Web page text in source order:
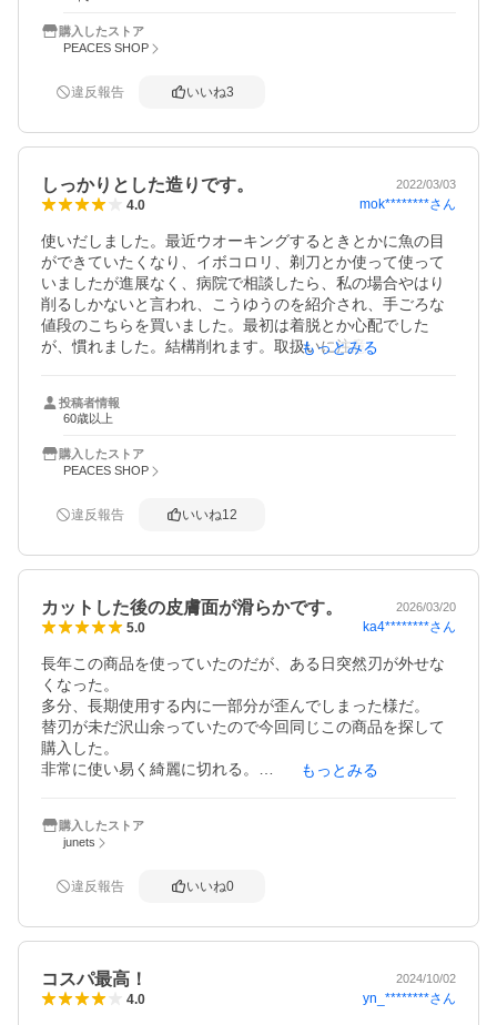
購入したストア
PEACES SHOP
違反報告 いいね3
しっかりとした造りです。 2022/03/03
4.0 mok********さん
使いだしました。最近ウオーキングするときとかに魚の目
ができていたくなり、イボコロリ、剃刀とか使って使って
いましたが進展なく、病院で相談したら、私の場合やはり
削るしかないと言われ、こうゆうのを紹介され、手ごろな
値段のこちらを買いました。最初は着脱とか心配でした
が、慣れました。結構削れます。取扱いに注意すれば手ご
もっとみる
投稿者情報
60歳以上
購入したストア
PEACES SHOP
違反報告 いいね12
カットした後の皮膚面が滑らかです。 2026/03/20
5.0 ka4********さん
長年この商品を使っていたのだが、ある日突然刃が外せな
くなった。
多分、長期使用する内に一部分が歪んでしまった様だ。
替刃が未だ沢山余っていたので今回同じこの商品を探して
購入した。
非常に使い易く綺麗に切れる。
もっとみる
購入したストア
junets
違反報告 いいね0
コスパ最高！ 2024/10/02
4.0 yn_********さん